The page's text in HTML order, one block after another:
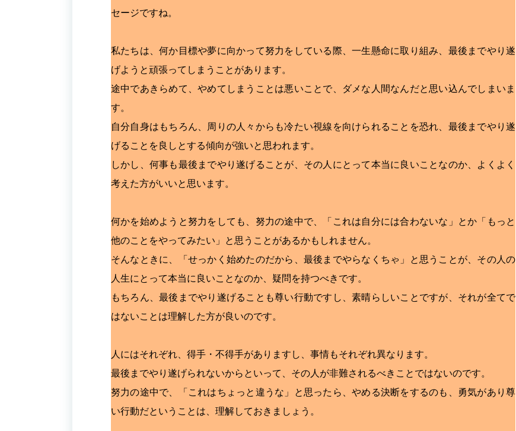
セージですね。
私たちは、何か目標や夢に向かって努力をしている際、一生懸命に取り組み、最後までやり遂
げようと頑張ってしまうことがあります。
途中であきらめて、やめてしまうことは悪いことで、ダメな人間なんだと思い込んでしまいま
す。
自分自身はもちろん、周りの人々からも冷たい視線を向けられることを恐れ、最後までやり遂
げることを良しとする傾向が強いと思われます。
しかし、何事も最後までやり遂げることが、その人にとって本当に良いことなのか、よくよく
考えた方がいいと思います。
何かを始めようと努力をしても、努力の途中で、「これは自分には合わないな」とか「もっと
他のことをやってみたい」と思うことがあるかもしれません。
そんなときに、「せっかく始めたのだから、最後までやらなくちゃ」と思うことが、その人の
人生にとって本当に良いことなのか、疑問を持つべきです。
もちろん、最後までやり遂げることも尊い行動ですし、素晴らしいことですが、それが全てで
はないことは理解した方が良いのです。
人にはそれぞれ、得手・不得手がありますし、事情もそれぞれ異なります。
最後までやり遂げられないからといって、その人が非難されるべきことではないのです。
努力の途中で、「これはちょっと違うな」と思ったら、やめる決断をするのも、勇気があり尊
い行動だということは、理解しておきましょう。